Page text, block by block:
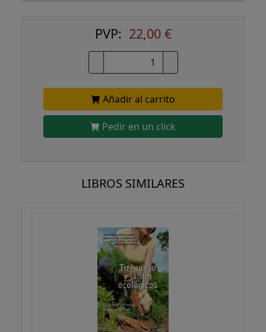
PVP: 22,00 €
Añadir al carrito
Pedir en un click
LIBROS SIMILARES